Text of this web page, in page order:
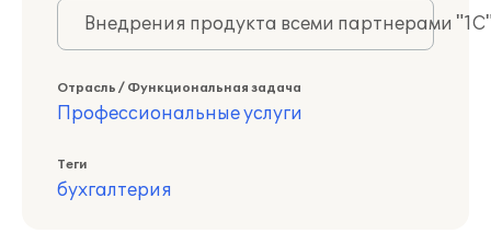
Внедрения продукта всеми партнерами
Отрасль / Функциональная задача
Профессиональные услуги
Теги
бухгалтерия